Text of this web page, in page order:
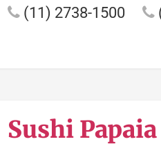
(11) 2738-1500
Sushi Papaia